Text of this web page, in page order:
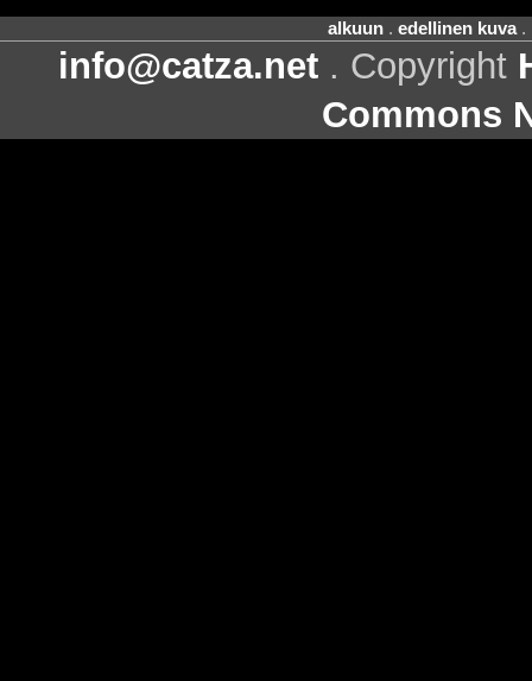
alkuun. edellinen kuva.
info@catza.net . Copyright
Commons